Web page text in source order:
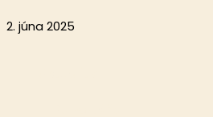
2. júna 2025